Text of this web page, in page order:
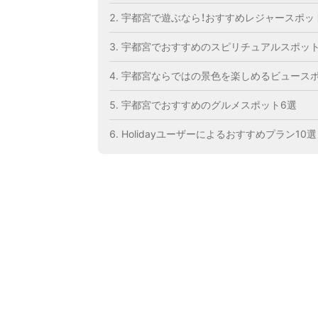
宇都宮で遊ぶなら！おすすめレジャースポッ
宇都宮でおすすめのスピリチュアルスポッ
宇都宮ならではの景色を楽しめるビュース
宇都宮でおすすめのグルメスポット6選
Holidayユーザーによるおすすめプラン10選